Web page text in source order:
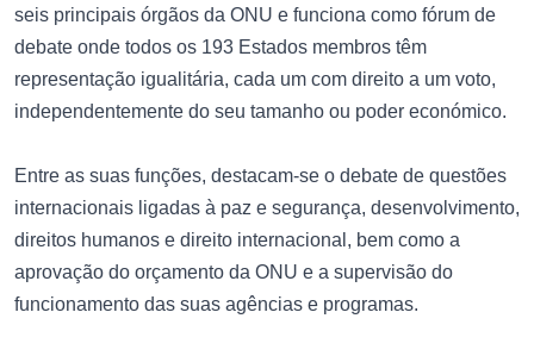
seis principais órgãos da ONU e funciona como fórum de
debate onde todos os 193 Estados membros têm
representação igualitária, cada um com direito a um voto,
independentemente do seu tamanho ou poder económico.
Entre as suas funções, destacam-se o debate de questões
internacionais ligadas à paz e segurança, desenvolvimento,
direitos humanos e direito internacional, bem como a
aprovação do orçamento da ONU e a supervisão do
funcionamento das suas agências e programas.